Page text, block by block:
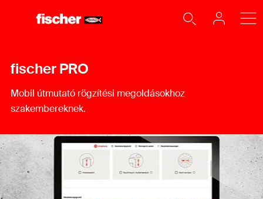
fischer PRO
Mobil útmutató rögzítési megoldásokhoz
szakembereknek.